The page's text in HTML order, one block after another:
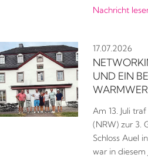
Nachricht
17.07.2026
UND EIN
Am 13. Juli
(NRW) zur 3.
Schloss Auel
war in diesem